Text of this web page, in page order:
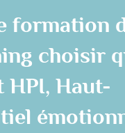
formation
choisir
HPI, Haut-